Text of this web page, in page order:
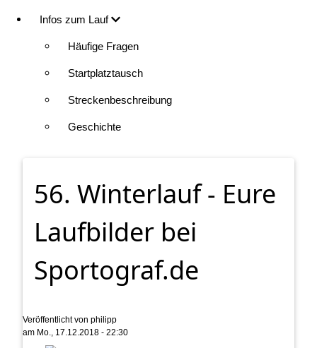
Infos zum Lauf
Häufige Fragen
Startplatztausch
Streckenbeschreibung
Geschichte
56. Winterlauf - Eure
Laufbilder bei
Sportograf.de
Veröffentlicht von philipp
am Mo., 17.12.2018 - 22:30